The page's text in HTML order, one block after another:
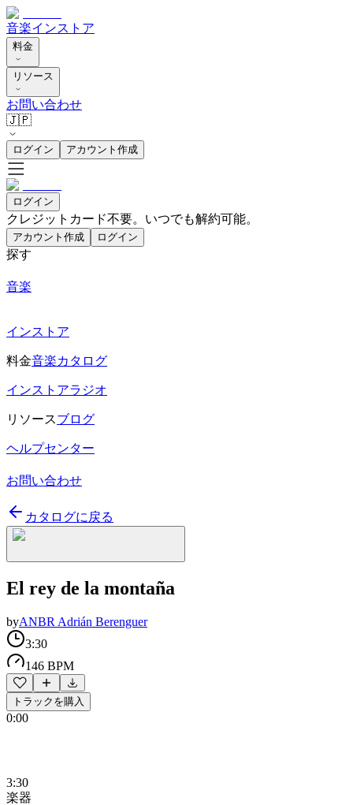
音楽インストア
料金
リソース
お問い合わせ
🇯🇵
ログイン アカウント作成
ログイン
クレジットカード不要。いつでも解約可能。
アカウント作成 ログイン
探す
音楽
インストア
料金音楽カタログ
インストアラジオ
リソースブログ
ヘルプセンター
お問い合わせ
カタログに戻る
El rey de la montaña
byANBR Adrián Berenguer
3:30
146 BPM
トラックを購入
0:00
3:30
楽器